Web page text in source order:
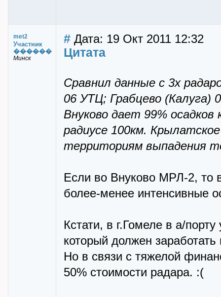
met2
Участник
������
Минск
# Дата: 19 Окт 2011 12:32
Цитата
Сравнил данные с 3х
06 УТЦ; Грабцево (Калуга)
Внуково дает 99%
радиусе 100км.
территориям выпадения
Если во Внуково МРЛ-2, то
более-менее интенсивные
Кстати, в г.Гомеле в а/
который должен
Но в связи с тяжелой
50% стоимости радара. :(